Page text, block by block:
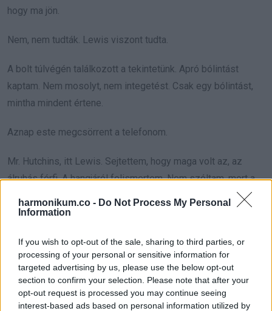
harmonikum.co - Do Not Process My Personal
Information
If you wish to opt-out of the sale, sharing to third parties, or
processing of your personal or sensitive information for
targeted advertising by us, please use the below opt-out
section to confirm your selection. Please note that after your
opt-out request is processed you may continue seeing
interest-based ads based on personal information utilized by
hogy ma jön.
Nem, nem tudták. Lewis viszont tudta.
A bolt túlvégén találkozott a tekintetünk. Apró bólintást
kaptam. Nem mosolyt, nem integetést. Csak egy bólintást,
mintha mindent értene.
Aznap este megcsörrent a telefonom.
Mr. Hutchins, itt Lewis. Sejtettem, hogy maga volt az, az
álruhás férfi. A hangjáról felismertem. Nem szóltam, mert a
kedvesség nem attól függ, ki kicsoda. Éhes volt. Ennyi elég
volt nekem.
Átment az utolsó próbán.
Másnap ügyvédekkel tértem vissza. Kyle és a pénztáros
lány azonnal távozott. A teljes személyzet előtt
bejelentettem: